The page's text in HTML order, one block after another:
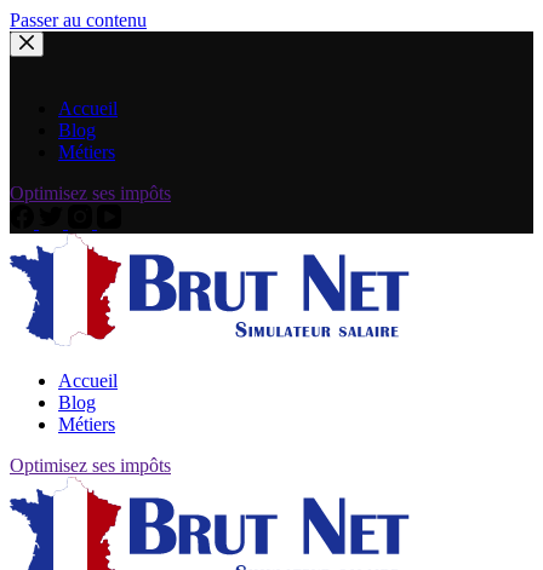
Passer au contenu
Accueil
Blog
Métiers
Optimisez ses impôts
Accueil
Blog
Métiers
Optimisez ses impôts